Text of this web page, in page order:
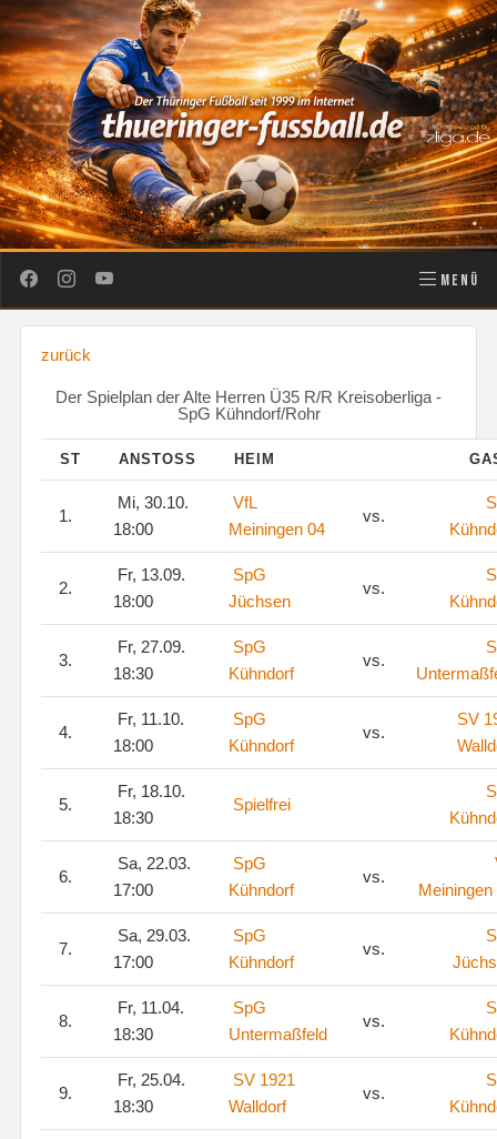
MENÜ
zurück
Der Spielplan der Alte Herren Ü35 R/R Kreisoberliga -
SpG Kühndorf/Rohr
ST ANSTOSS HEIM
1.
Mi, 30.10.
18:00
VfL
Meiningen 04
vs.
2.
Fr, 13.09.
18:00
SpG
Jüchsen
vs.
3.
Fr, 27.09.
18:30
SpG
Kühndorf
vs.
4.
Fr, 11.10.
18:00
SpG
Kühndorf
vs.
SV
5.
Fr, 18.10.
18:30
Spielfrei
6.
Sa, 22.03.
17:00
SpG
Kühndorf
vs.
Meiningen
7.
Sa, 29.03.
17:00
SpG
Kühndorf
vs.
8.
Fr, 11.04.
18:30
SpG
Untermaßfeld
vs.
9.
Fr, 25.04.
18:30
SV 1921
Walldorf
vs.